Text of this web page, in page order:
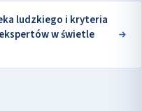
ludzkiego i kryteria
w świetle